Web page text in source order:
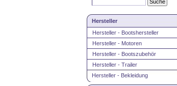
Hersteller
Hersteller - Bootshersteller
Hersteller - Motoren
Hersteller - Bootszubehör
Hersteller - Trailer
Hersteller - Bekleidung